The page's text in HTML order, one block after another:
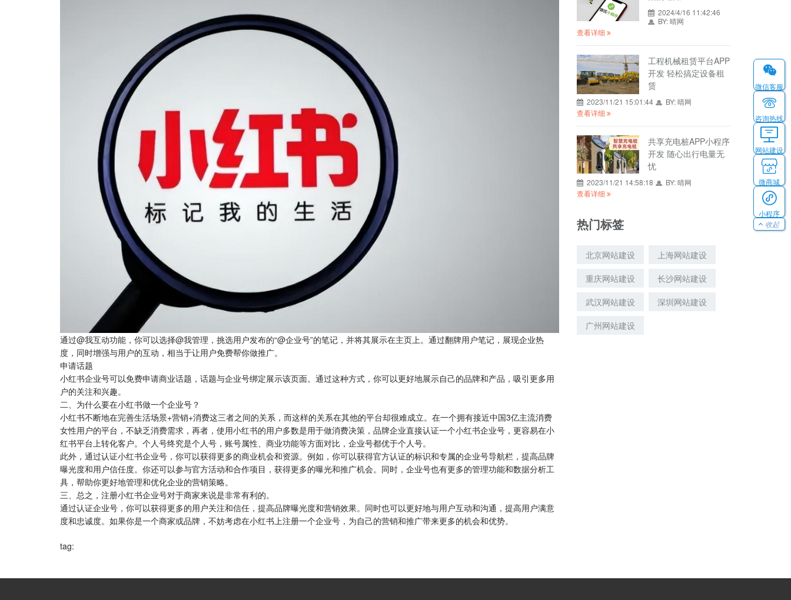
微信客服
咨询热线
网站建设
微商城
小程序
收起
通过@我互动功能，你可以选择@我管理，挑选用户发布的“@企业号”的笔记，并将其展示在主页上。通过翻牌用户笔记，展现企业热
度，同时增强与用户的互动，相当于让用户免费帮你做推广。
申请话题
小红书企业号可以免费申请商业话题，话题与企业号绑定展示该页面。通过这种方式，你可以更好地展示自己的品牌和产品，吸引更多用
户的关注和兴趣。
二、为什么要在小红书做一个企业号？
小红书不断地在完善生活场景+营销+消费这三者之间的关系，而这样的关系在其他的平台却很难成立。在一个拥有接近中国3亿主流消费
女性用户的平台，不缺乏消费需求，再者，使用小红书的用户多数是用于做消费决策，品牌企业直接认证一个小红书企业号，更容易在小
红书平台上转化客户。个人号终究是个人号，账号属性、商业功能等方面对比，企业号都优于个人号。
此外，通过认证小红书企业号，你可以获得更多的商业机会和资源。例如，你可以获得官方认证的标识和专属的企业号导航栏，提高品牌
曝光度和用户信任度。你还可以参与官方活动和合作项目，获得更多的曝光和推广机会。同时，企业号也有更多的管理功能和数据分析工
具，帮助你更好地管理和优化企业的营销策略。
三、总之，注册小红书企业号对于商家来说是非常有利的。
通过认证企业号，你可以获得更多的用户关注和信任，提高品牌曝光度和营销效果。同时也可以更好地与用户互动和沟通，提高用户满意
度和忠诚度。如果你是一个商家或品牌，不妨考虑在小红书上注册一个企业号，为自己的营销和推广带来更多的机会和优势。
tag:
2024/4/16 11:42:46
BY:晴网
查看详细
工程机械租赁平台APP
开发 轻松搞定设备租
赁
2023/11/21 15:01:44 BY:晴网
查看详细
共享充电桩APP小程序
开发 随心出行电量无
忧
2023/11/21 14:58:18 BY:晴网
查看详细
热门标签
北京网站建设
上海网站建设
重庆网站建设
长沙网站建设
武汉网站建设
深圳网站建设
广州网站建设